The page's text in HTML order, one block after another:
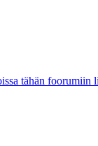
tähän foorumiin